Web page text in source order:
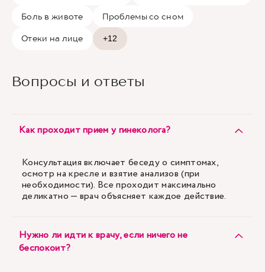
Боль в животе Проблемы со сном
Отеки на лице +12
Вопросы и ответы
Как проходит прием у гинеколога?
Консультация включает беседу о симптомах,
осмотр на кресле и взятие анализов (при
необходимости). Все проходит максимально
деликатно — врач объясняет каждое действие.
Нужно ли идти к врачу, если ничего не
беспокоит?